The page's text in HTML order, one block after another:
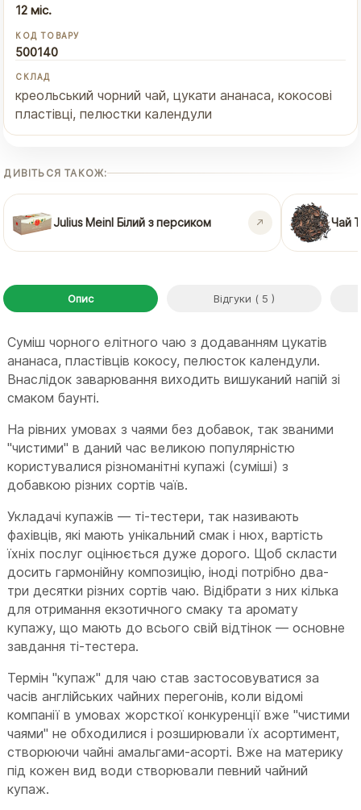
12 міс.
КОД ТОВАРУ
500140
СКЛАД
креольський чорний чай, цукати ананаса, кокосові
пластівці, пелюстки календули
ДИВІТЬСЯ ТАКОЖ:
Julius Meinl Білий з персиком Чай
Опис Відгуки ( 5 )
Суміш чорного елітного чаю з додаванням цукатів
ананаса, пластівців кокосу, пелюсток календули.
Внаслідок заварювання виходить вишуканий напій зі
смаком баунті.
На рівних умовах з чаями без добавок, так званими
"чистими" в даний час великою популярністю
користувалися різноманітні купажі (суміші) з
добавкою різних сортів чаїв.
Укладачі купажів — ті-тестери, так називають
фахівців, які мають унікальний смак і нюх, вартість
їхніх послуг оцінюється дуже дорого. Щоб скласти
досить гармонійну композицію, іноді потрібно два-
три десятки різних сортів чаю. Відібрати з них кілька
для отримання екзотичного смаку та аромату
купажу, що мають до всього свій відтінок — основне
завдання ті-тестера.
Термін "купаж" для чаю став застосовуватися за
часів англійських чайних перегонів, коли відомі
компанії в умовах жорсткої конкуренції вже "чистими
чаями" не обходилися і розширювали їх асортимент,
створюючи чайні амальгами-асорті. Вже на материку
під кожен вид води створювали певний чайний
купаж.